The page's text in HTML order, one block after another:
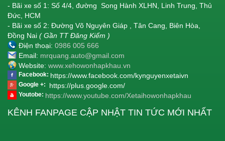
- Bãi xe số 1: Số 4/4, đường Song Hành XLHN, Linh Trung, Thủ
Đức, HCM
- Bãi xe số 2: Đường Võ Nguyên Giáp , Tân Cang, Biên Hòa,
Đồng Nai ( Gần TT Đăng Kiểm )
Điện thoại: 0986 005 666
Email: mrquang.auto@gmail.com
Website: www.xehowonhapkhau.vn
Facebook: https://www.facebook.com/kynguyenxetaivn
Google +: https://plus.google.com/
Youtobe: https://www.youtube.com/Xetaihowonhapkhau
KÊNH FANPAGE CẬP NHẬT TIN TỨC MỚI NHẤT